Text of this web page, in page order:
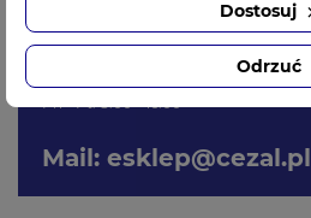
Tel: +48 518 805 648
Pn - Pt: 8:00 - 16:00
Mail: esklep@cezal.pl
Odrzuć
Dostosuj